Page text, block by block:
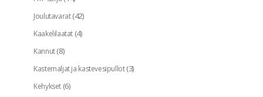
Joulutavarat(42)
Kaakelilaatat(4)
Kannut(8)
Kastemaljat ja kastevesipullot(3)
Kehykset(6)